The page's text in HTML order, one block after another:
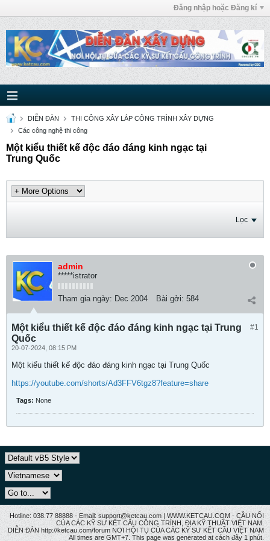
Đăng nhập hoặc Đăng kí
DIỄN ĐÀN
THI CÔNG XÂY LẮP CÔNG TRÌNH XÂY DỰNG
Các công nghệ thi công
Một kiểu thiết kế độc đáo đáng kinh ngạc tại
Trung Quốc
Lọc
admin
*****istrator
Tham gia ngày: Dec 2004 Bài gởi: 584
#1
Một kiểu thiết kế độc đáo đáng kinh ngạc tại Trung
Quốc
20-07-2024, 08:15 PM
Một kiểu thiết kế độc đáo đáng kinh ngạc tại Trung Quốc
https://youtube.com/shorts/Ad3FFV6tgz8?feature=share
Tags: None
Hotline: 038.77 88888 - Email: support@ketcau.com | WWW.KETCAU.COM - CẦU NỐI
CỦA CÁC KỸ SƯ KẾT CẤU CÔNG TRÌNH, ĐỊA KỸ THUẬT VIỆT NAM.
DIỄN ĐÀN http://ketcau.com/forum NƠI HỘI TỤ CỦA CÁC KỸ SƯ KẾT CÂU VIỆT NAM
All times are GMT+7. This page was generated at cách đây 1 phút.